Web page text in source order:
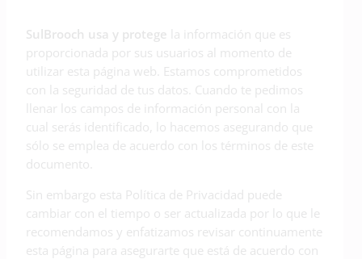
SulBrooch usa y protege la información que es
proporcionada por sus usuarios al momento de
utilizar esta página web. Estamos comprometidos
con la seguridad de tus datos. Cuando te pedimos
llenar los campos de información personal con la
cual serás identificado, lo hacemos asegurando que
sólo se emplea de acuerdo con los términos de este
documento.
Sin embargo esta Política de Privacidad puede
cambiar con el tiempo o ser actualizada por lo que le
recomendamos y enfatizamos revisar continuamente
esta página para asegurarte que está de acuerdo con